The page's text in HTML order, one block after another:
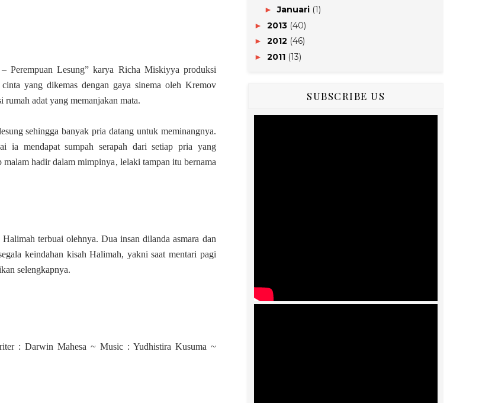
Perempuan Lesung” karya Richa Miskiyya produksi
yang dikemas dengan gaya sinema oleh Kremov
rumah adat yang memanjakan mata.
sehingga banyak pria datang untuk meminangnya.
ia mendapat sumpah serapah dari setiap pria yang
malam hadir dalam mimpinya, lelaki tampan itu bernama
terbuai olehnya. Dua insan dilanda asmara dan
keindahan kisah Halimah, yakni saat mentari pagi
selengkapnya.
: Darwin Mahesa ~ Music : Yudhistira Kusuma ~
►Januari (1)
► 2013 (40)
► 2012 (46)
► 2011 (13)
SUBSCRIBE US